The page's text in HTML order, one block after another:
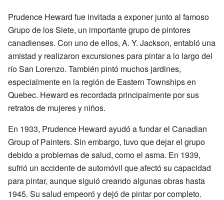
Prudence Heward fue invitada a exponer junto al famoso
Grupo de los Siete, un importante grupo de pintores
canadienses. Con uno de ellos, A. Y. Jackson, entabló una
amistad y realizaron excursiones para pintar a lo largo del
río San Lorenzo. También pintó muchos jardines,
especialmente en la región de Eastern Townships en
Quebec. Heward es recordada principalmente por sus
retratos de mujeres y niños.
En 1933, Prudence Heward ayudó a fundar el Canadian
Group of Painters. Sin embargo, tuvo que dejar el grupo
debido a problemas de salud, como el asma. En 1939,
sufrió un accidente de automóvil que afectó su capacidad
para pintar, aunque siguió creando algunas obras hasta
1945. Su salud empeoró y dejó de pintar por completo.